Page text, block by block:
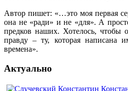
Автор пишет: «…это моя первая
она не «ради» и не «для». А
предков наших. Хотелось, чтобы
правду – ту, которая написана
времена».
Актуально